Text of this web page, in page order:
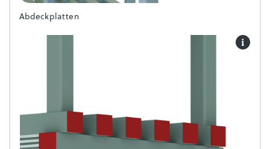
Abdeckplatten